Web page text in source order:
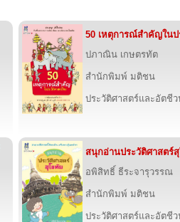
50 เหตุการณ์สำคัญในป
ปภาณิน เกษตรทัต
สำนักพิมพ์ มติชน
ประวัติศาสตร์และอัตชีว
สนุกอ่านประวัติศาสตร์
อพิสิทธิ์ ธีระจารุวรรณ
สำนักพิมพ์ มติชน
ประวัติศาสตร์และอัตชีว